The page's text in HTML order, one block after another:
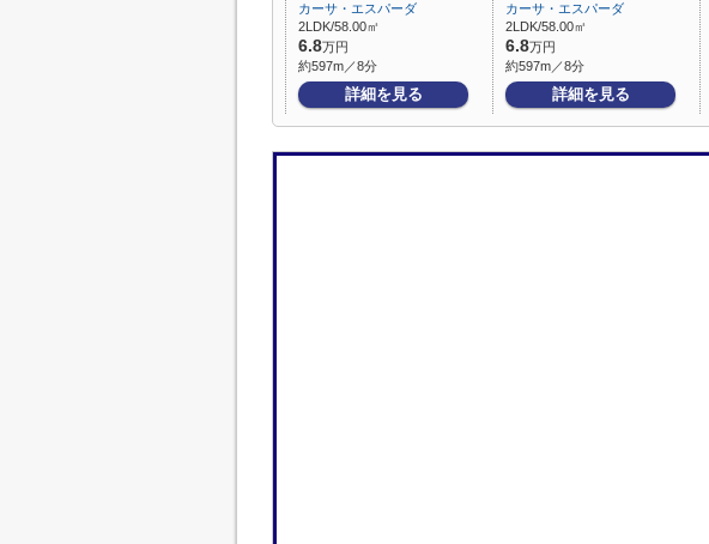
カーサ・エスパーダ
2LDK/58.00㎡
6.8万円
約597m／8分
詳細を見る
カーサ・エスパーダ
2LDK/58.00㎡
6.8万円
約597m／8分
詳細を見る